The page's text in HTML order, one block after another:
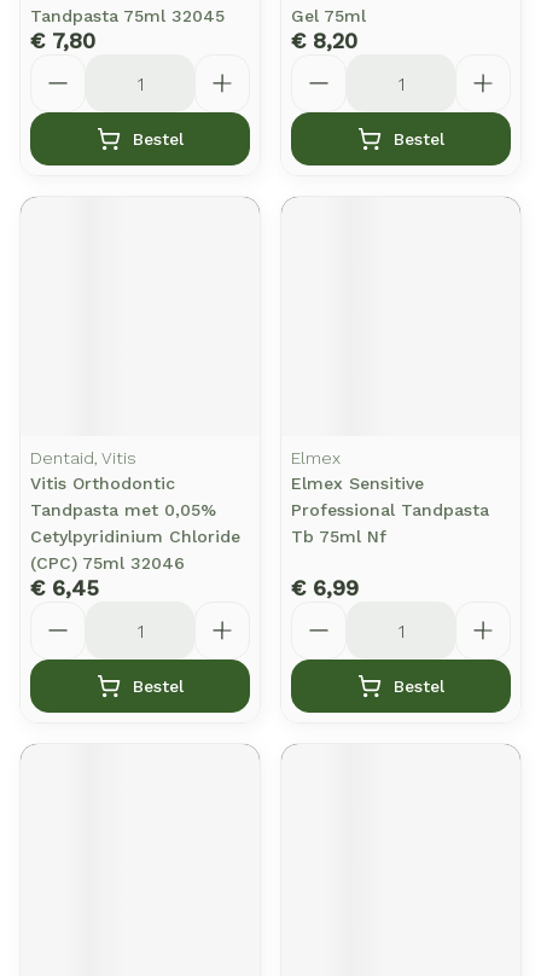
Tandpasta 75ml 32045
€ 7,80
Bestel
Gel 75ml
€ 8,20
Bestel
Dentaid, Vitis
Vitis Orthodontic
Tandpasta met 0,05%
Cetylpyridinium Chloride
(CPC) 75ml 32046
€ 6,45
Bestel
Elmex
Elmex Sensitive
Professional Tandpasta
Tb 75ml Nf
€ 6,99
Bestel